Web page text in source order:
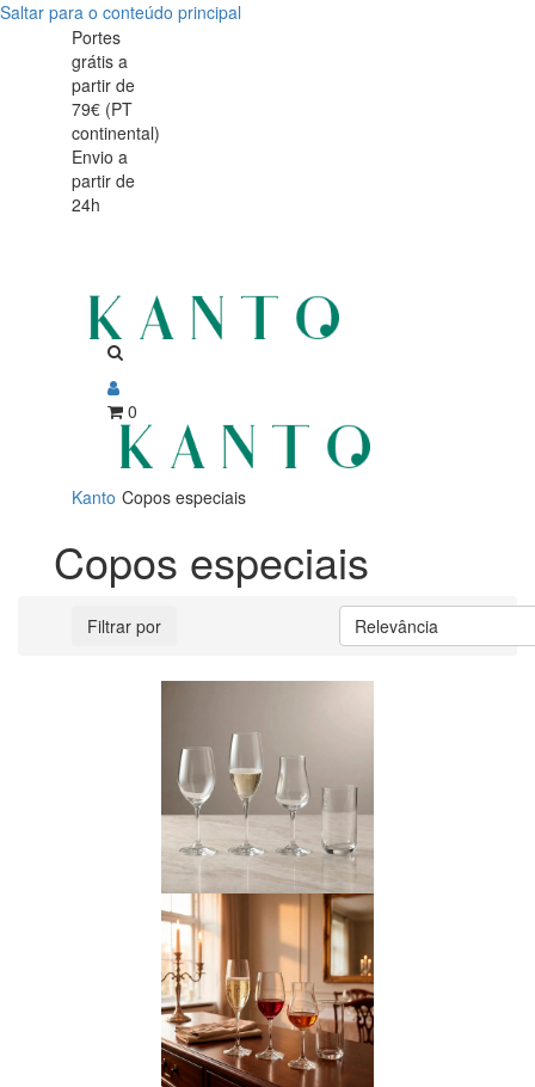
Saltar para o conteúdo principal
Copos
especiais
Copos
especiais
Portes
grátis a
partir de
79€ (PT
continental)
Envio a
partir de
24h
0
Kanto Copos especiais
Copos especiais
Filtrar por Relevância